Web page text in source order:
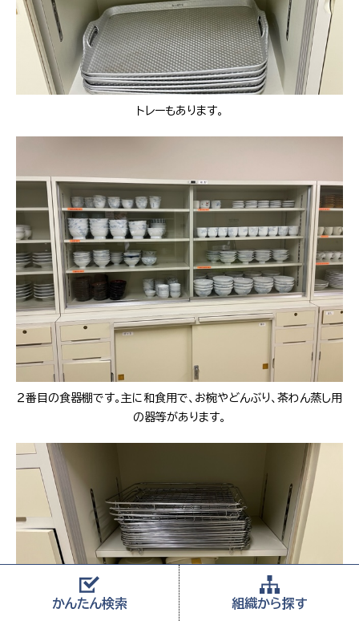
かんたん検索 組織から探す
トレーもあります。
２番目の食器棚です。主に和食用で、お椀やどんぶり、茶わん蒸し用
の器等があります。